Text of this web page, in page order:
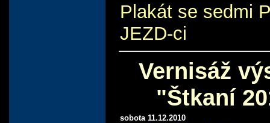
Plakát se sedmi
JEZD-ci
Vernisáž
"Štkaní
sobota 11.12.2010